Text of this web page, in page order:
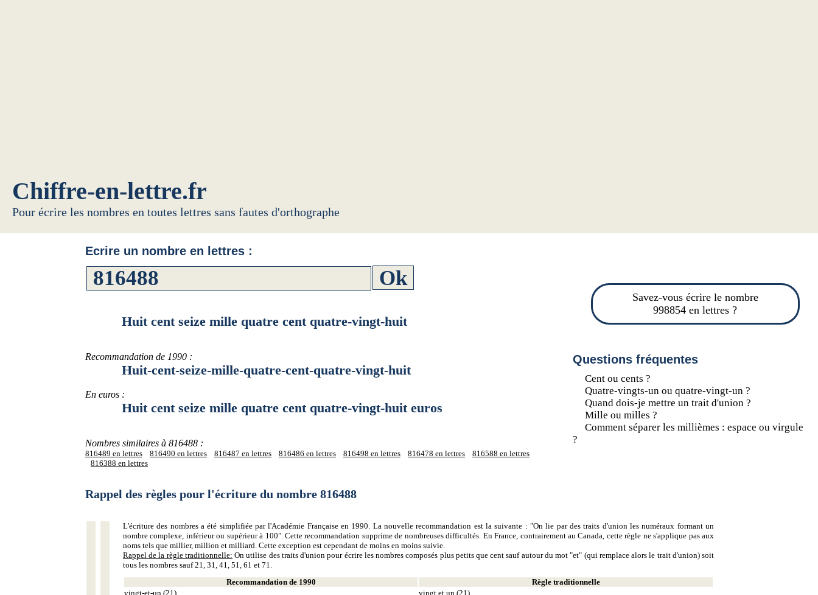
Chiffre-en-lettre.fr
Pour écrire les nombres en toutes lettres sans fautes d'orthographe
Savez-vous écrire le nombre
998854 en lettres ?
Questions fréquentes
Cent ou cents ?
Quatre-vingts-un ou quatre-vingt-un ?
Quand dois-je mettre un trait d'union ?
Mille ou milles ?
Comment séparer les millièmes : espace ou virgule
?
Ecrire un nombre en lettres :
Huit cent seize mille quatre cent quatre-vingt-huit
Recommandation de 1990 :
Huit-cent-seize-mille-quatre-cent-quatre-vingt-huit
En euros :
Huit cent seize mille quatre cent quatre-vingt-huit euros
Nombres similaires à 816488 :
816489 en lettres 816490 en lettres 816487 en lettres 816486 en lettres 816498 en lettres 816478 en lettres
816588 en lettres
816388 en lettres
Rappel des règles pour l'écriture du nombre 816488
L'écriture des nombres a été simplifiée par l'Académie Française en 1990. La nouvelle recommandation est la suivante : "On lie par des traits d'union les numéraux formant un
nombre complexe, inférieur ou supérieur à 100". Cette recommandation supprime de nombreuses difficultés. En France, contrairement au Canada, cette règle ne s'applique pas aux
noms tels que millier, million et milliard. Cette exception est cependant de moins en moins suivie.
Rappel de la règle traditionnelle: On utilise des traits d'union pour écrire les nombres composés plus petits que cent sauf autour du mot "et" (qui remplace alors le trait d'union) soit
tous les nombres sauf 21, 31, 41, 51, 61 et 71.
Recommandation de 1990
Règle traditionnelle
vingt-et-un (21)
vingt et un (21)